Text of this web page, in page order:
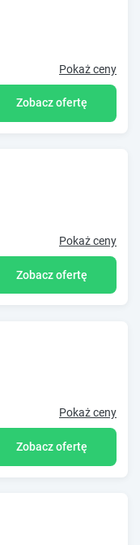
Pokaż ceny
Zobacz ofertę
Pokaż ceny
Zobacz ofertę
Pokaż ceny
Zobacz ofertę